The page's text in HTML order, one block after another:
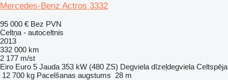
Mercedes-Benz Actros 3332
95 000 € Bez PVN
Celtņa - autoceltnis
2013
332 000 km
2 177 m/st
Eiro Euro 5 Jauda 353 kW (480 ZS) Degviela dīzeļdegviela Celtspēja
12 700 kg Pacelšanas augstums 28 m